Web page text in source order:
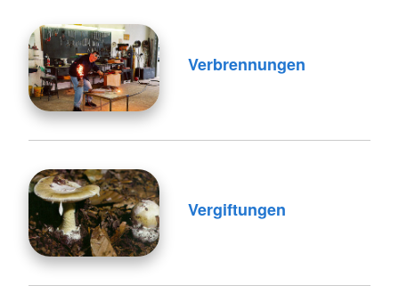
Verbrennungen
Vergiftungen